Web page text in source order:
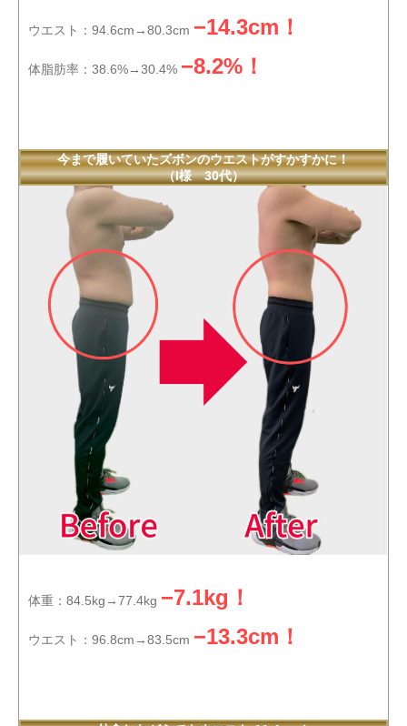
ウエスト：94.6cm→80.3cm −14.3cm！
体脂肪率：38.6%→30.4% −8.2%！
今まで履いていたズボンのウエストがすかすかに！
（I様 30代）
体重：84.5kg→77.4kg −7.1kg！
ウエスト：96.8cm→83.5cm −13.3cm！